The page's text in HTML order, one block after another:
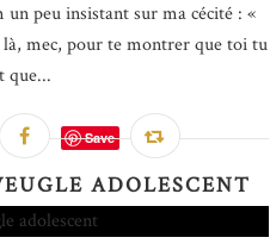
un peu insistant sur ma cécité : «
là, mec, pour te montrer que toi tu
que...
Save
ADOLESCENT